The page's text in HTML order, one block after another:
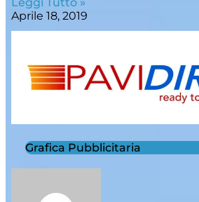
Aprile 18, 2019
Grafica Pubblicitaria